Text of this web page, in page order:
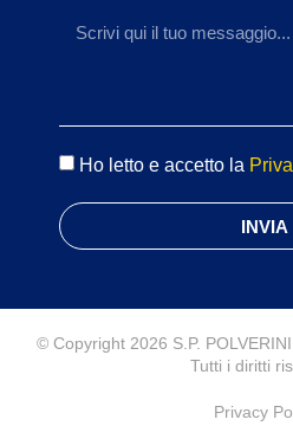
Ho letto e accetto la
INVIA
© Copyright 2026 S.P.
Tutti i diritti
Privacy